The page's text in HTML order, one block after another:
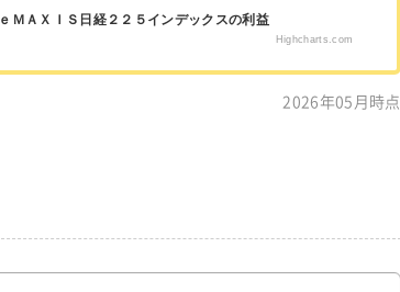
ｅＭＡＸＩＳ日経２２５インデックスの利益
Highcharts.com
2026年05月時点